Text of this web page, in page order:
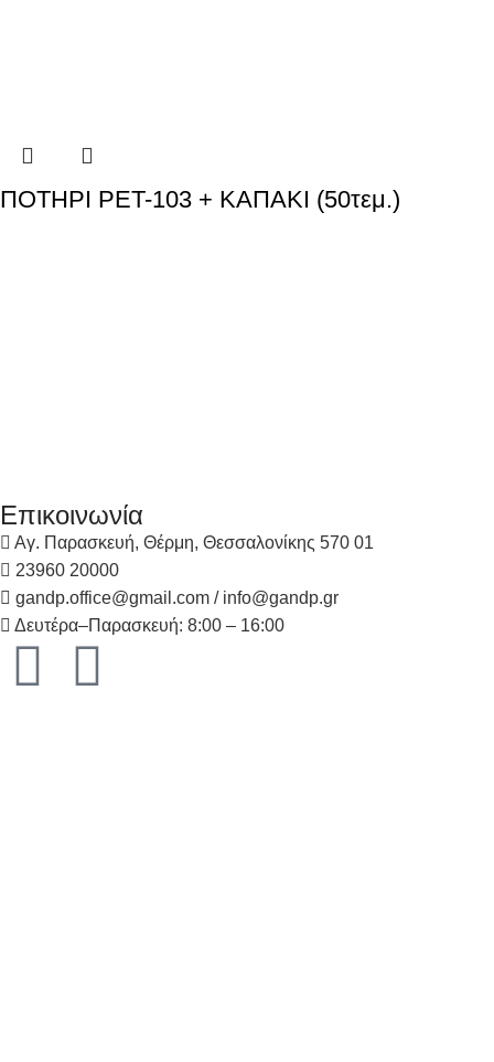
ΠΟΤΗΡΙ PET-103 + ΚΑΠΑΚΙ (50τεμ.)
Επικοινωνία
Αγ. Παρασκευή, Θέρμη, Θεσσαλονίκης 570 01
23960 20000
gandp.office@gmail.com / info@gandp.gr
Δευτέρα–Παρασκευή: 8:00 – 16:00